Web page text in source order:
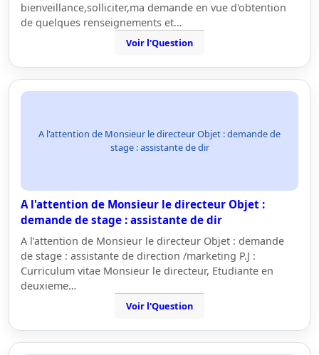
bienveillance,solliciter,ma demande en vue d'obtention
de quelques renseignements et…
Voir l'Question
A l'attention de Monsieur le directeur Objet : demande de
stage : assistante de dir
A l'attention de Monsieur le directeur Objet :
demande de stage : assistante de dir
A l’attention de Monsieur le directeur Objet : demande
de stage : assistante de direction /marketing P.J :
Curriculum vitae Monsieur le directeur, Etudiante en
deuxieme…
Voir l'Question